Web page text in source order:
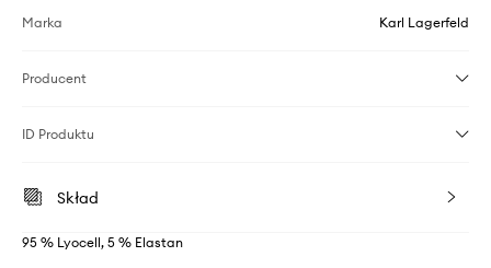
Marka Karl Lagerfeld
Producent
ID Produktu
Skład
95 % Lyocell, 5 % Elastan